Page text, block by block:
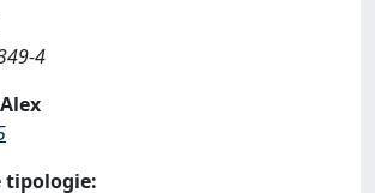
4
tipologie: